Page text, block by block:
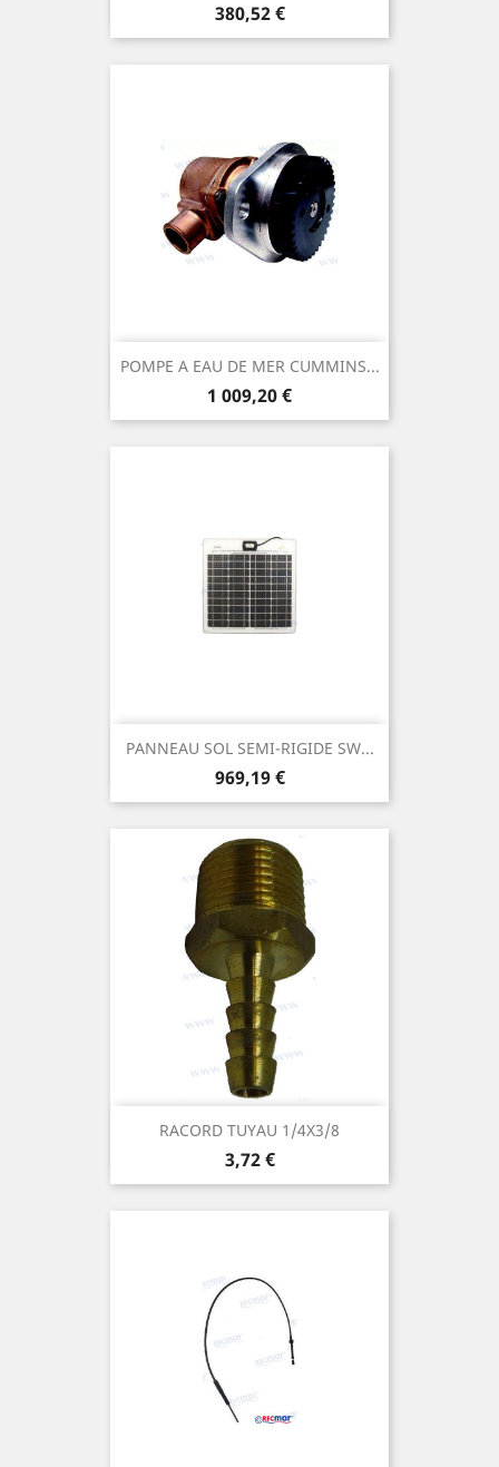
Prix
380,52 €
POMPE A EAU DE MER CUMMINS...
Prix
1 009,20 €
PANNEAU SOL SEMI-RIGIDE SW...
Prix
969,19 €
RACORD TUYAU 1/4X3/8
Prix
3,72 €